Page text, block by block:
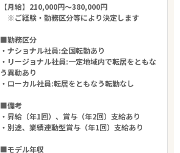
【月給】210,000円～380,000円
※ご経験・勤務区分等により決定します
■勤務区分
・ナショナル社員:全国転勤あり
・リージョナル社員:一定地域内で転居をともな
う異動あり
・ローカル社員:転居をともなう転勤なし
■備考
・昇給（年1回）、賞与（年2回）支給あり
・別途、業績連動型賞与（年1回）支給あり
■モデル年収